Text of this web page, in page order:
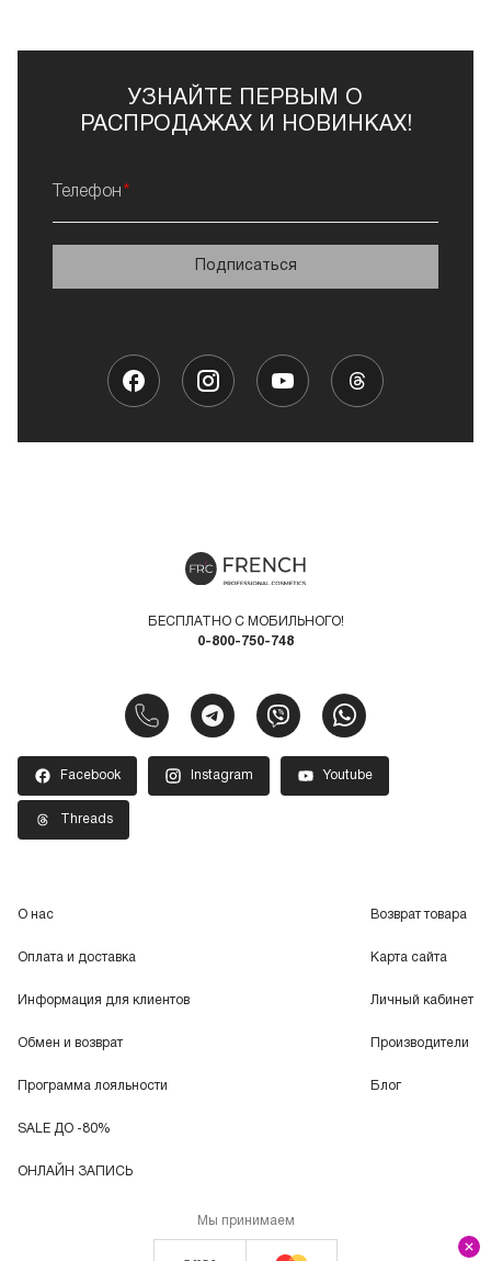
УЗНАЙТЕ ПЕРВЫМ О
РАСПРОДАЖАХ И НОВИНКАХ!
Телефон
Подписаться
БЕСПЛАТНО С МОБИЛЬНОГО!
0-800-750-748
Facebook Instagram Youtube
Threads
О нас
Оплата и доставка
Информация для клиентов
Обмен и возврат
Программа лояльности
SALE ДО -80%
ОНЛАЙН ЗАПИСЬ
Возврат товара
Карта сайта
Личный кабинет
Производители
Блог
Мы принимаем